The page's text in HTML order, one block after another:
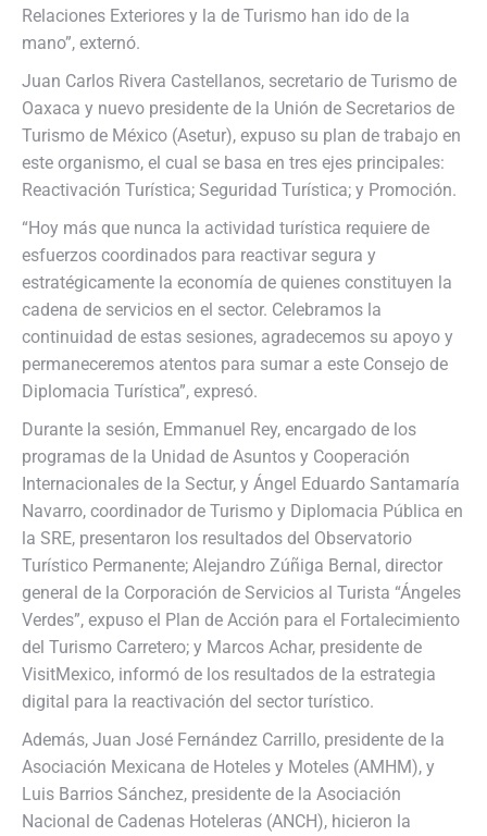
Relaciones Exteriores y la de Turismo han ido de la
mano”, externó.
Juan Carlos Rivera Castellanos, secretario de Turismo de
Oaxaca y nuevo presidente de la Unión de Secretarios de
Turismo de México (Asetur), expuso su plan de trabajo en
este organismo, el cual se basa en tres ejes principales:
Reactivación Turística; Seguridad Turística; y Promoción.
“Hoy más que nunca la actividad turística requiere de
esfuerzos coordinados para reactivar segura y
estratégicamente la economía de quienes constituyen la
cadena de servicios en el sector. Celebramos la
continuidad de estas sesiones, agradecemos su apoyo y
permaneceremos atentos para sumar a este Consejo de
Diplomacia Turística”, expresó.
Durante la sesión, Emmanuel Rey, encargado de los
programas de la Unidad de Asuntos y Cooperación
Internacionales de la Sectur, y Ángel Eduardo Santamaría
Navarro, coordinador de Turismo y Diplomacia Pública en
la SRE, presentaron los resultados del Observatorio
Turístico Permanente; Alejandro Zúñiga Bernal, director
general de la Corporación de Servicios al Turista “Ángeles
Verdes”, expuso el Plan de Acción para el Fortalecimiento
del Turismo Carretero; y Marcos Achar, presidente de
VisitMexico, informó de los resultados de la estrategia
digital para la reactivación del sector turístico.
Además, Juan José Fernández Carrillo, presidente de la
Asociación Mexicana de Hoteles y Moteles (AMHM), y
Luis Barrios Sánchez, presidente de la Asociación
Nacional de Cadenas Hoteleras (ANCH), hicieron la